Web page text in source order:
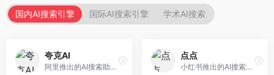
国内AI搜索引擎 国际AI搜索引擎 学术AI搜索
夸克AI
阿里推出的AI搜索助手，整合搜索与AI功能。面向年轻用户，提供智能搜索、文档处理、学习辅助等服务，与夸克生态深度整合。
点点
小红书推出的AI搜索应用，专注于生活方式内容搜索。面向小红书用户，提供生活攻略、消费决策、内容推荐等服务，生活方式内容丰富。